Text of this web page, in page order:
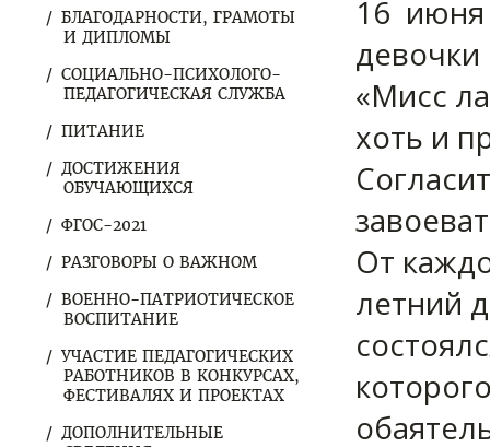
БЛАГОДАРНОСТИ, ГРАМОТЫ
И ДИПЛОМЫ
СОЦИАЛЬНО-ПСИХОЛОГО-
ПЕДАГОГИЧЕСКАЯ СЛУЖБА
ПИТАНИЕ
ДОСТИЖЕНИЯ
ОБУЧАЮЩИХСЯ
ФГОС-2021
РАЗГОВОРЫ О ВАЖНОМ
ВОЕННО-ПАТРИОТИЧЕСКОЕ
ВОСПИТАНИЕ
УЧАСТИЕ ПЕДАГОГИЧЕСКИХ
РАБОТНИКОВ В КОНКУРСАХ,
ФЕСТИВАЛЯХ И ПРОЕКТАХ
ДОПОЛНИТЕЛЬНЫЕ
16 июня
«Мисс
хоть и
От
летний